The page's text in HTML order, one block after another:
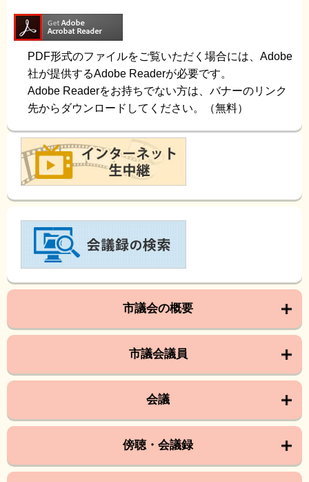
PDF形式のファイルをご覧いただく場合には、Adobe
社が提供するAdobe Readerが必要です。
Adobe Readerをお持ちでない方は、バナーのリンク
先からダウンロードしてください。（無料）
市議会の概要
市議会議員
会議
傍聴・会議録